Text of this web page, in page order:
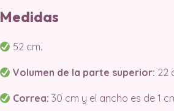
Medidas
52 cm.
Volumen de la parte superior: 22
Correa: 30 cm y el ancho es de 1